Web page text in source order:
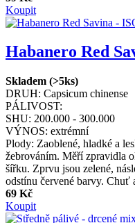
Koupit
Habanero Red
Skladem (>5ks)
DRUH: Capsicum chinense
PÁLIVOST:
SHU: 200.000 - 300.000
VÝNOS: extrémní
Plody: Zaoblené, hladké a
žebrováním. Měří zpravidla
šířku. Zprvu jsou zelené,
odstínu červené barvy.
69 Kč
Koupit